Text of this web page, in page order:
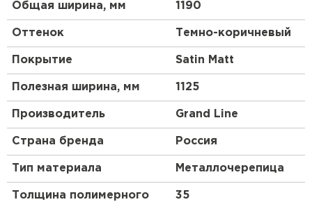
Общая ширина, мм 1190
Оттенок Темно-коричневый
Покрытие Satin Мatt
Полезная ширина, мм 1125
Производитель Grand Line
Страна бренда Россия
Тип материала Металлочерепица
Толщина полимерного
35